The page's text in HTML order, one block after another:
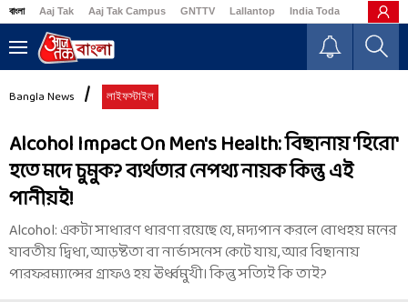
বাংলা Aaj Tak Aaj Tak Campus GNTTV Lallantop India Today Business
Bangla News লাইফস্টাইল
Alcohol Impact On Men's Health: বিছানায় 'হিরো'
হতে মদে চুমুক? ব্যর্থতার নেপথ্য নায়ক কিন্তু এই
পানীয়ই!
Alcohol: একটা সাধারণ ধারণা রয়েছে যে, মদ্যপান করলে বোধহয় মনের
যাবতীয় দ্বিধা, আড়ষ্টতা বা নার্ভাসনেস কেটে যায়, আর বিছানায়
পারফরম্যান্সের গ্রাফও হয় ঊর্ধ্বমুখী। কিন্তু সত্যিই কি তাই?